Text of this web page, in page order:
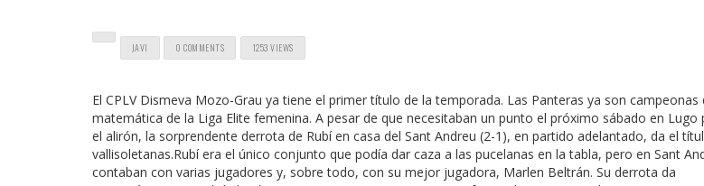
JAVI 0 COMMENTS 1253 VIEWS
El CPLV Dismeva Mozo-Grau ya tiene el primer título de la temporada. Las Panteras ya son campeonas
matemática de la Liga Elite femenina. A pesar de que necesitaban un punto el próximo sábado en Lugo
el alirón, la sorprendente derrota de Rubí en casa del Sant Andreu (2-1), en partido adelantado, da el
vallisoletanas.Rubí era el único conjunto que podía dar caza a las pucelanas en la tabla, pero en Sant
contaban con varias jugadores y, sobre todo, con su mejor jugadora, Marlen Beltrán. Su derrota da